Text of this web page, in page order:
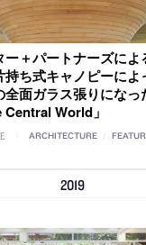
ー＋パートナーズによ
持ち式キャノピーに
全面ガラス張りになっ
Central World」
ARCHITECTURE
2019